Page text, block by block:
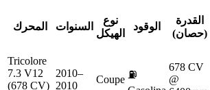
المحرك السنوات
نوع
الهيكل
الوقود
القدرة
(حصان)
Tricolore
7.3 V12
(678 CV)
2010–
2010
Coupe ⛽
678 CV
@